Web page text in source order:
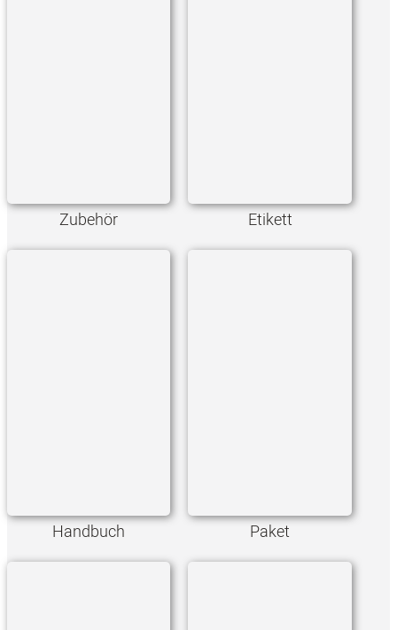
Zubehör Etikett
Handbuch Paket